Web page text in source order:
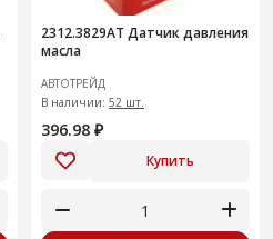
2312.3829АТ Датчик давления
масла
АВТОТРЕЙД
В наличии: 52 шт.
396.98 ₽
Купить